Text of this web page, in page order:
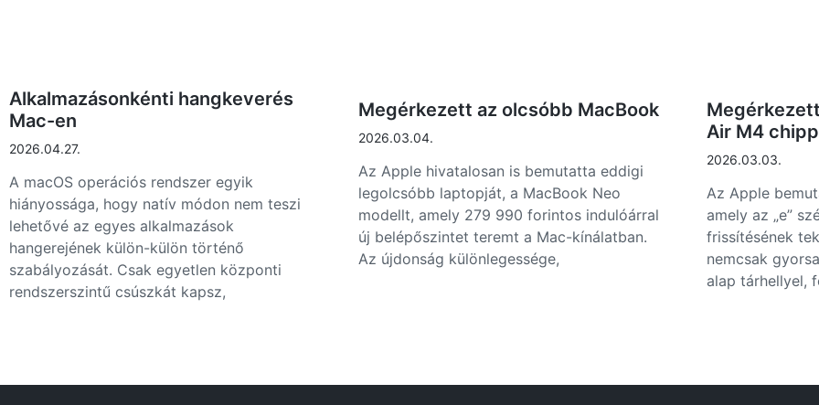
Alkalmazásonkénti hangkeverés
Mac-en
2026.04.27.
A macOS operációs rendszer egyik
hiányossága, hogy natív módon nem teszi
lehetővé az egyes alkalmazások
hangerejének külön-külön történő
szabályozását. Csak egyetlen központi
rendszerszintű csúszkát kapsz,
Megérkezett az olcsóbb MacBook
2026.03.04.
Az Apple hivatalosan is bemutatta eddigi
legolcsóbb laptopját, a MacBook Neo
modellt, amely 279 990 forintos indulóárral
új belépőszintet teremt a Mac-kínálatban.
Az újdonság különlegessége,
Air M4
2026.03.03.
Az Apple
amely az „e”
frissítésének
nemcsak
alap tárhellyel,